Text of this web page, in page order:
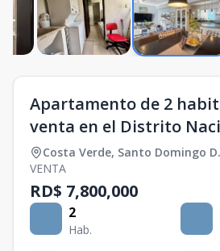
Apartamento de 2
venta en el Distrito
Costa Verde, Santo Domingo
VENTA
RD$ 7,800,000
2
Hab.